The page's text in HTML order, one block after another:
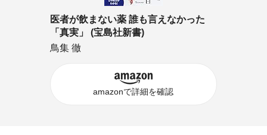
医者が飲まない薬 誰も言えなかった
「真実」 (宝島社新書)
鳥集 徹
amazonで詳細を確認